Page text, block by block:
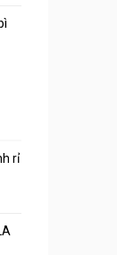
rỉ